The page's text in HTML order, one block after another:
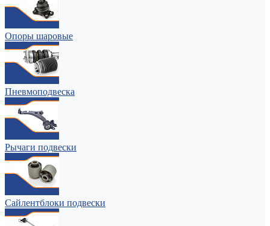
Опоры шаровые
Пневмоподвеска
Рычаги подвески
Сайлентблоки подвески